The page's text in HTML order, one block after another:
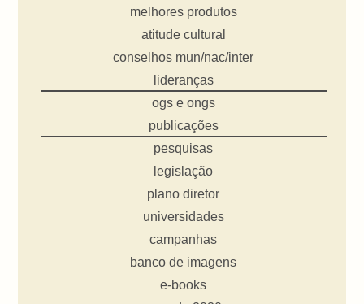
melhores produtos
atitude cultural
conselhos mun/nac/inter
lideranças
ogs e ongs
publicações
pesquisas
legislação
plano diretor
universidades
campanhas
banco de imagens
e-books